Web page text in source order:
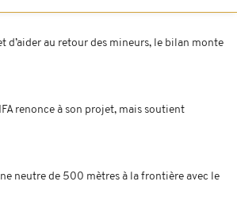
d’aider au retour des mineurs, le bilan monte
renonce à son projet, mais soutient
neutre de 500 mètres à la frontière avec le